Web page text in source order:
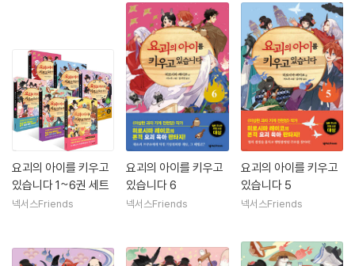
요괴의 아이를 키우고
있습니다 1~6권 세트
넥서스Friends
요괴의 아이를 키우고
있습니다 6
넥서스Friends
요괴의 아이를 키우고
있습니다 5
넥서스Friends